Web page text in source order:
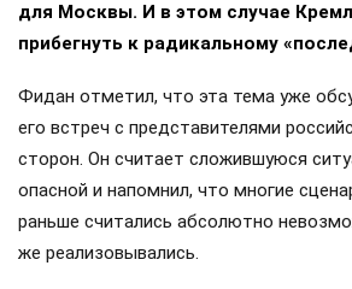
для Москвы. И в этом случае
прибегнуть к радикальному
Фидан отметил, что эта тема уже
его встреч с представителями
сторон. Он считает сложившуюся
опасной и напомнил, что многие
раньше считались абсолютно
же реализовывались.